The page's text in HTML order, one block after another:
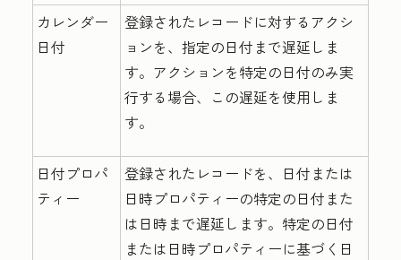
カレンダー
日付
登録されたレコードに対するアクシ
ョンを、指定の日付まで遅延しま
す。アクションを特定の日付のみ実
行する場合、この遅延を使用しま
す。
日付プロパ
ティー
登録されたレコードを、日付または
日時プロパティーの特定の日付また
は日時まで遅延します。特定の日付
または日時プロパティーに基づく日